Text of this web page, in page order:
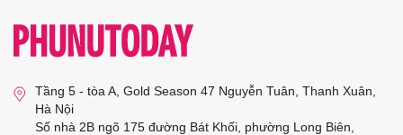
Tầng 5 - tòa A, Gold Season 47 Nguyễn Tuân, Thanh Xuân,
Hà Nội
Số nhà 2B ngõ 175 đường Bát Khối, phường Long Biên,